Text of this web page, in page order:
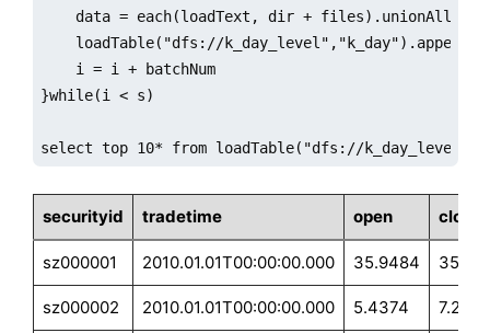
data = each(loadText, dir +
loadTable("dfs://
    i = i + batchNum
}while(i < s)
select top 10* from loadTable("dfs://
securityid tradetime open close
sz000001 2010.01.01T00:00:00.000 35.9484
sz000002 2010.01.01T00:00:00.000 5.4374 7.2864